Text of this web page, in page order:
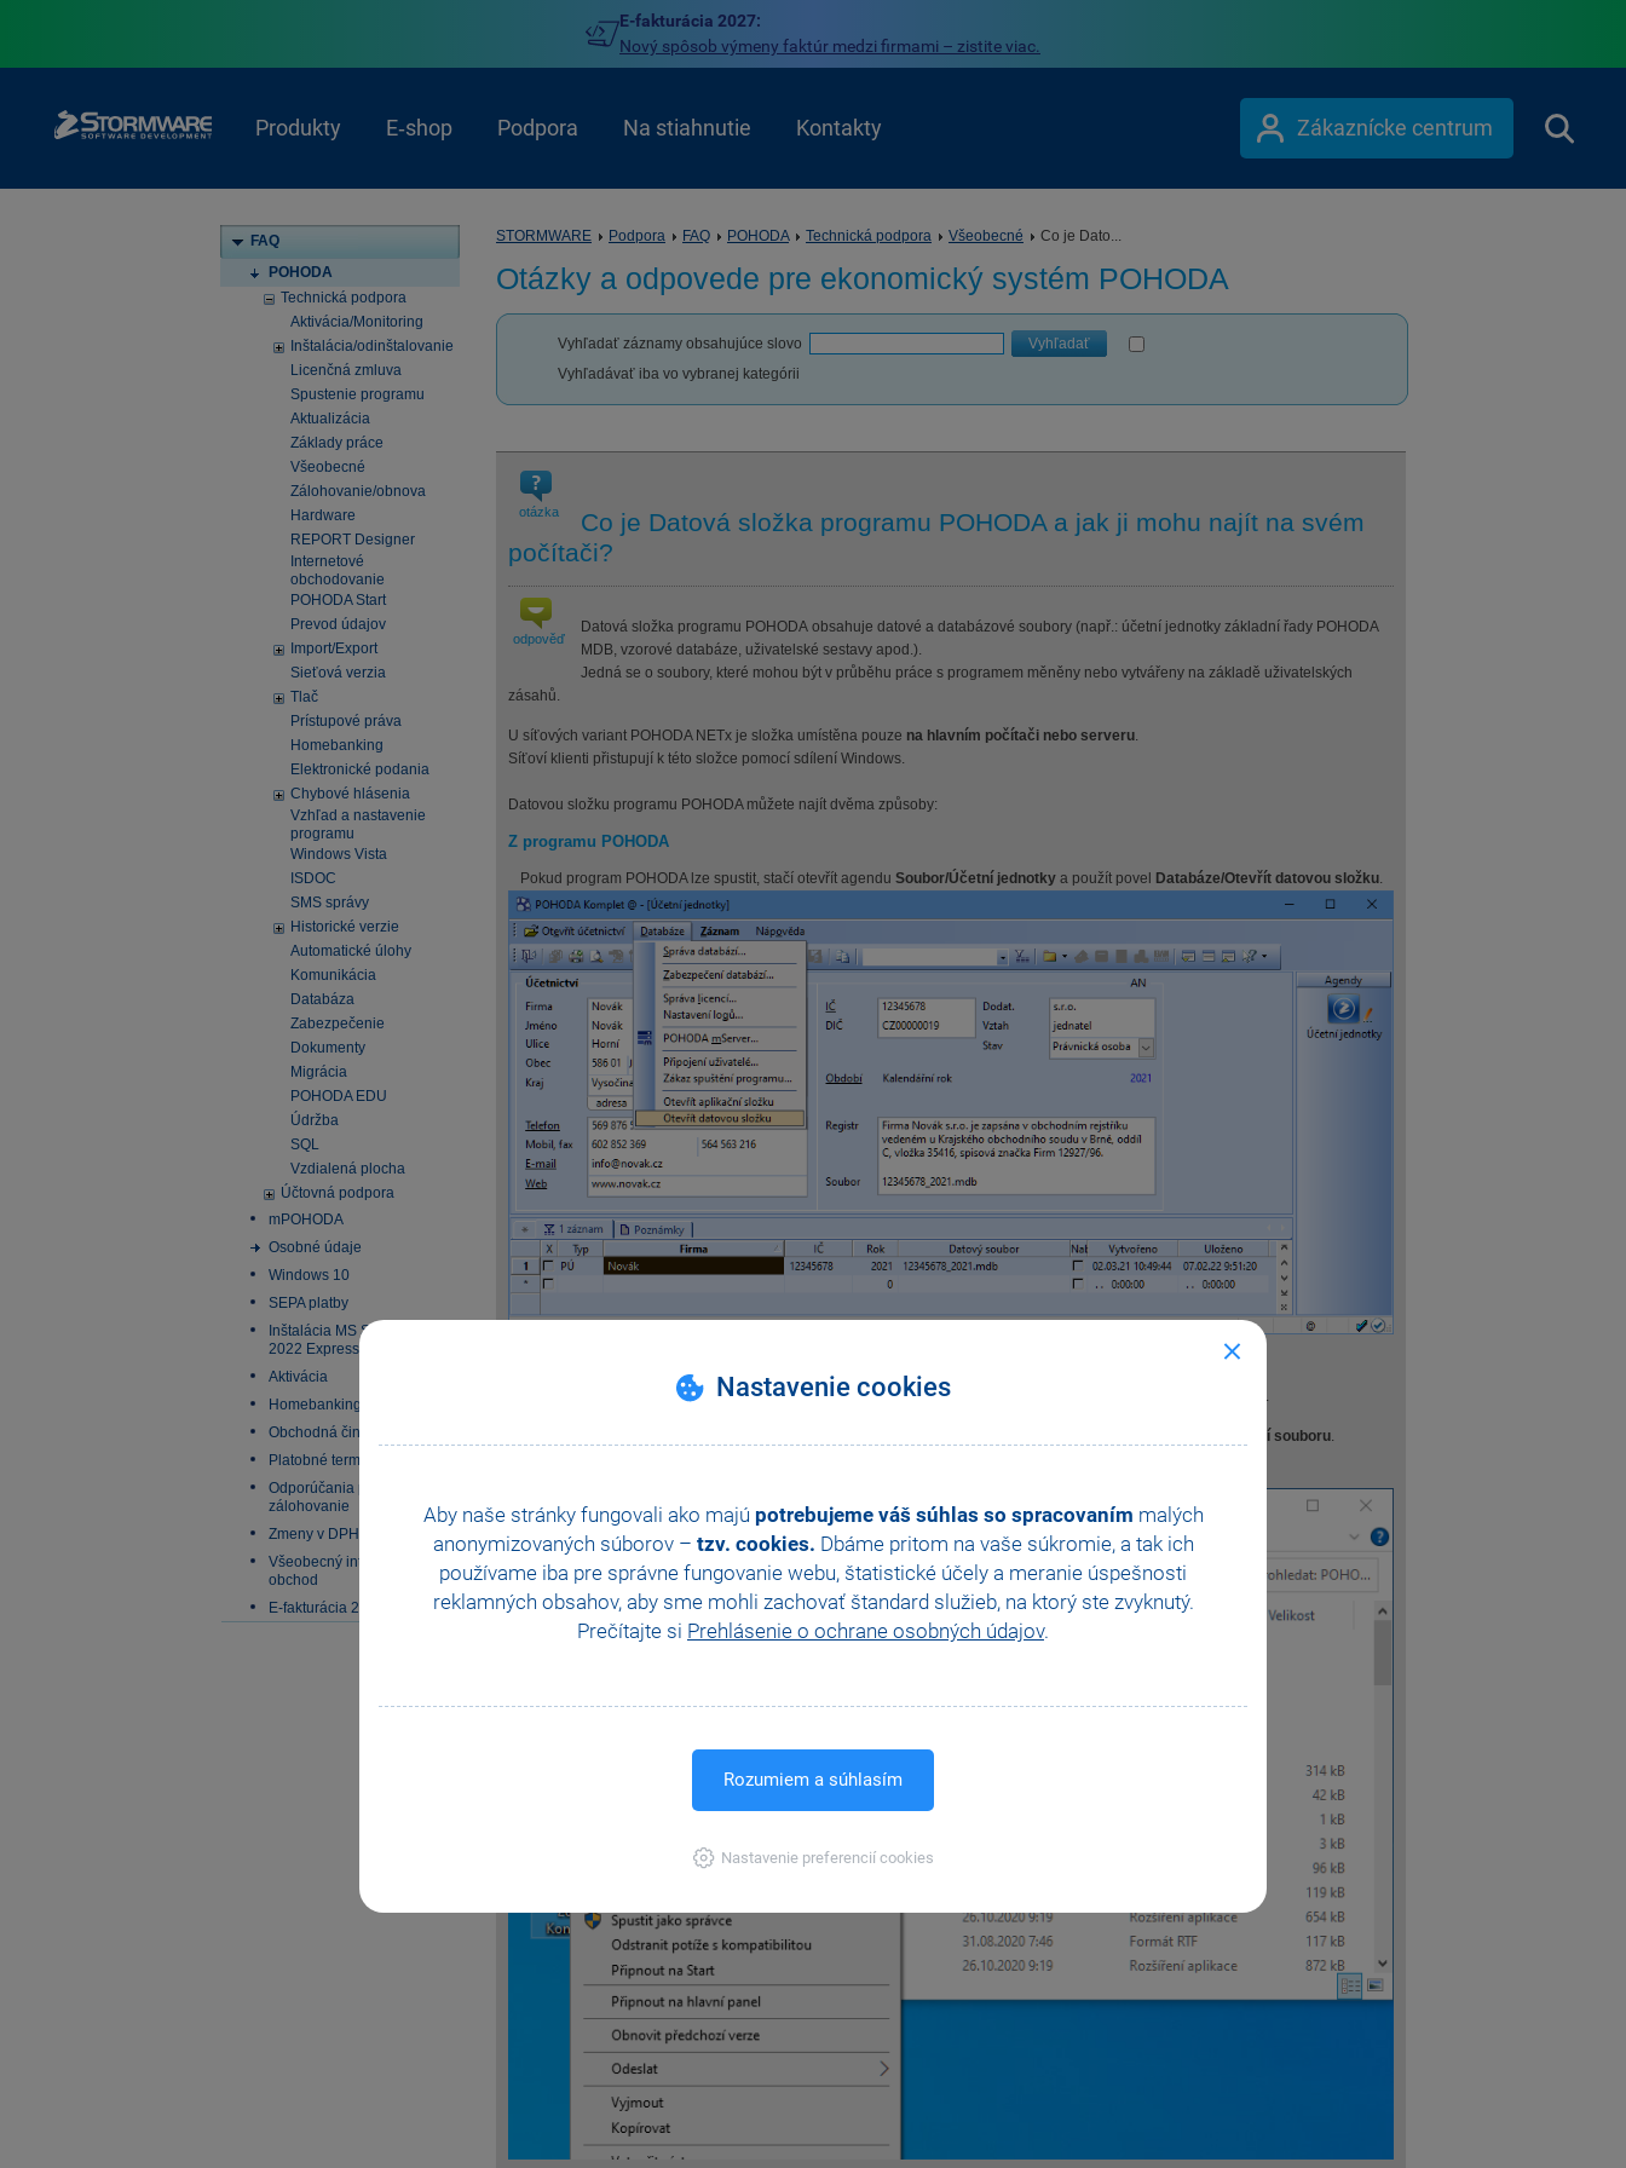
Nastavenie cookies
Aby naše stránky fungovali ako majú potrebujeme váš súhlas so spracovaním malých
anonymizovaných súborov – tzv. cookies. Dbáme pritom na vaše súkromie, a tak ich
používame iba pre správne fungovanie webu, štatistické účely a meranie úspešnosti
reklamných obsahov, aby sme mohli zachovať štandard služieb, na ktorý ste zvyknutý.
Prečítajte si Prehlásenie o ochrane osobných údajov.
Rozumiem a súhlasím
Nastavenie preferencií cookies
E-fakturácia 2027:
Nový spôsob výmeny faktúr medzi firmami – zistite viac.
Produkty E‑shop Podpora Na stiahnutie Kontakty Zákaznícke centrum
FAQ
POHODA
Technická podpora
Aktivácia/Monitoring
Inštalácia/odinštalovanie
Licenčná zmluva
Spustenie programu
Aktualizácia
Základy práce
Všeobecné
Zálohovanie/obnova
Hardware
REPORT Designer
Internetové
obchodovanie
POHODA Start
Prevod údajov
Import/Export
Sieťová verzia
Tlač
Prístupové práva
Homebanking
Elektronické podania
Chybové hlásenia
Vzhľad a nastavenie
programu
Windows Vista
ISDOC
SMS správy
Historické verzie
Automatické úlohy
Komunikácia
Databáza
Zabezpečenie
Dokumenty
Migrácia
POHODA EDU
Údržba
SQL
Vzdialená plocha
Účtovná podpora
mPOHODA
Osobné údaje
Windows 10
SEPA platby
Inštalácia MS SQL Server
2022 Express
Aktivácia
Homebanking
Obchodná činnosť
Platobné terminály
Odporúčania pre
zálohovanie
Zmeny v DPH od 1.1.2025
Všeobecný internetový
obchod
E-fakturácia 2027
STORMWARE Podpora FAQ POHODA Technická podpora Všeobecné Co je Dato...
Otázky a odpovede pre ekonomický systém POHODA
Vyhľadať záznamy obsahujúce slovo
Vyhľadať
Vyhľadávať iba vo vybranej kategórii
otázka
Co je Datová složka programu POHODA a jak ji mohu najít na svém
počítači?
odpověď
Datová složka programu POHODA obsahuje datové a databázové soubory (např.: účetní jednotky základní řady POHODA
MDB, vzorové databáze, uživatelské sestavy apod.).
Jedná se o soubory, které mohou být v průběhu práce s programem měněny nebo vytvářeny na základě uživatelských
zásahů.
U síťových variant POHODA NETx je složka umístěna pouze na hlavním počítači nebo serveru.
Síťoví klienti přistupují k této složce pomocí sdílení Windows.
Datovou složku programu POHODA můžete najít dvěma způsoby:
Z programu POHODA
Pokud program POHODA lze spustit, stačí otevřít agendu Soubor/Účetní jednotkya použít povel Databáze/Otevřít datovou složku.
Pokud program POHODA nejde spustit, nebo jej spouštět nechcete, pak lze složku otevřít pomocí zástupce na ploše.
Otevřít umístění souboru.